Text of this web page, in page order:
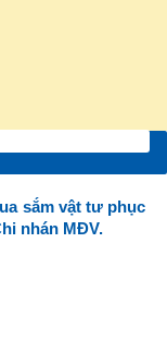
sắm vật tư phục
nhán MĐV.